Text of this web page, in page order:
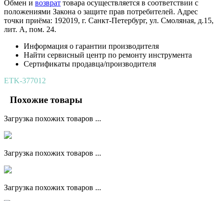
Обмен и возврат товара осуществляется в соответствии с
положениями Закона о защите прав потребителей. Адрес
точки приёма: 192019, г. Санкт-Петербург, ул. Смоляная, д.15,
лит. А, пом. 24.
Информация о гарантии производителя
Найти сервисный центр по ремонту инструмента
Сертификаты продавца/производителя
ETK-377012
Похожие товары
Загрузка похожих товаров ...
Загрузка похожих товаров ...
Загрузка похожих товаров ...